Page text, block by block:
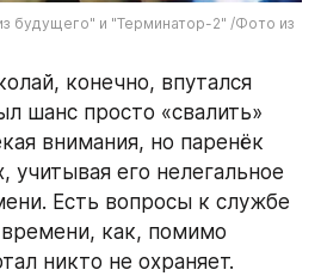
будущего" и "Терминатор-2" /Фото из
конечно, впутался
шанс просто «свалить»
внимания, но паренёк
учитывая его нелегальное
Есть вопросы к службе
времени, как, помимо
никто не охраняет.